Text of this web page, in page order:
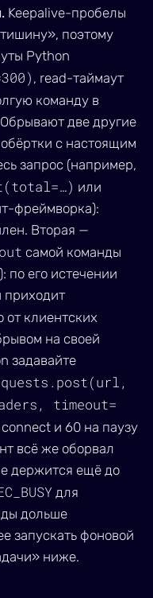
Keepalive-пробелы
поэтому
Python
, read-таймаут
команду в
две другие
с настоящим
запрос (например,
или
фреймворка):
Вторая —
самой команды
по его истечении
приходит
от клиентских
на своей
задавайте
timeout=
и 60 на паузу
всё же оборвал
держится ещё до
для
дольше
запускать фоновой
ниже.